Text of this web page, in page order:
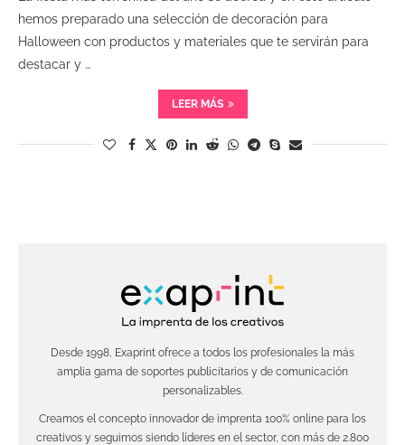
hemos preparado una selección de decoración para
Halloween con productos y materiales que te servirán para
destacar y …
LEER MÁS
Desde 1998, Exaprint ofrece a todos los profesionales la más
amplia gama de soportes publicitarios y de comunicación
personalizables.
Creamos el concepto innovador de imprenta 100% online para los
creativos y seguimos siendo líderes en el sector, con más de 2.800